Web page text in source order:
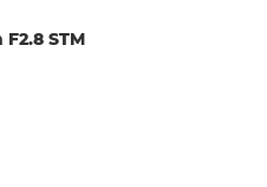
F2.8 STM